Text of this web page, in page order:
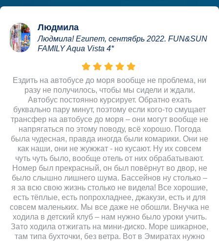
Людмила
Людмила! Египет, сентябрь 2022. FUN&SUN
FAMILY Aqua Vista 4*
Ездить на автобусе до моря вообще не проблема, ни
разу не получилось, чтобы мы сидели и ждали.
Автобус постоянно курсирует. Обратно ехать
буквально пару минут, поэтому если кого-то смущает
трансфер на автобусе до моря – они могут вообще не
напрягаться по этому поводу, всё хорошо. Погода
была чудесная, правда иногда были комарики. Они не
как наши, они не жужжат - но кусают. Ну их совсем
чуть чуть было, вообще отель от них обрабатывают.
Номер был прекрасный, он был повёрнут во двор, не
было слышно лишнего шума. Бассейнов ну столько –
я за всю свою жизнь столько не видела! Все хорошие,
есть тёплые, есть попрохладнее, джакузи, есть и для
совсем маленьких. Мы все даже не обошли. Внучка не
ходила в детский клуб – нам нужно было уроки учить.
Зато ходила отжигать на мини-диско. Море шикарное,
там типа бухточки, без ветра. Вот в Эмиратах нужно